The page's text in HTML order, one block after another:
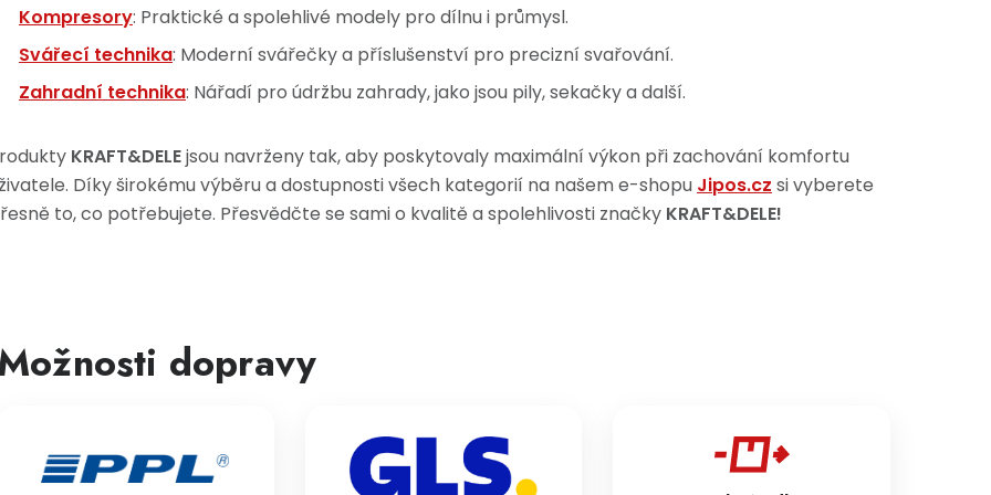
Kompresory: Praktické a spolehlivé modely pro dílnu i průmysl.
Svářecí technika: Moderní svářečky a příslušenství pro precizní svařování.
Zahradní technika: Nářadí pro údržbu zahrady, jako jsou pily, sekačky a další.
KRAFT&DELEjsou navrženy tak, aby poskytovaly maximální výkon při zachování komfortu
Díky širokému výběru a dostupnosti všech kategorií na našem e-shopu Jipos.cz si vyberete
to, co potřebujete. Přesvědčte se sami o kvalitě a spolehlivosti značky KRAFT&DELE!
dopravy